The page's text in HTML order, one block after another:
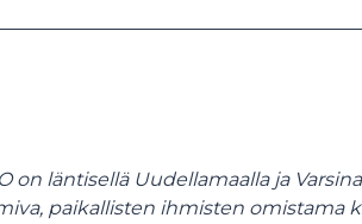
on läntisellä Uudellamaalla ja
paikallisten ihmisten omistama